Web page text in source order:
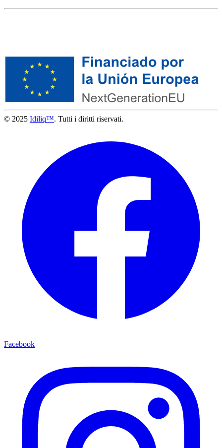
© 2025 Idiliq™. Tutti i diritti riservati.
Facebook